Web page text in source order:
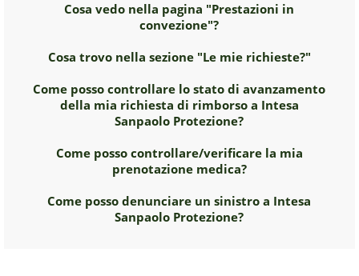
Cosa vedo nella pagina "Prestazioni in
convezione"?
Cosa trovo nella sezione "Le mie richieste?"
Come posso controllare lo stato di avanzamento
della mia richiesta di rimborso a Intesa
Sanpaolo Protezione?
Come posso controllare/verificare la mia
prenotazione medica?
Come posso denunciare un sinistro a Intesa
Sanpaolo Protezione?